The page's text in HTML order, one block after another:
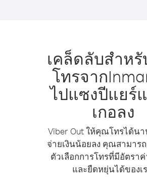
เคล็ดลับสำหรั
โทรจาก
ไปแซงปีแยร์
เกอลง
Viber Out ให้คุณโทรได้น
จ่ายเงินน้อยลง คุณสามารถ
ตัวเลือกการโทรที่มีอัตรา
และยืดหยุ่นได้ของเ